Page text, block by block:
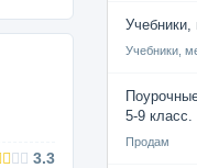
3.3
Учебники,
5-9
Продам